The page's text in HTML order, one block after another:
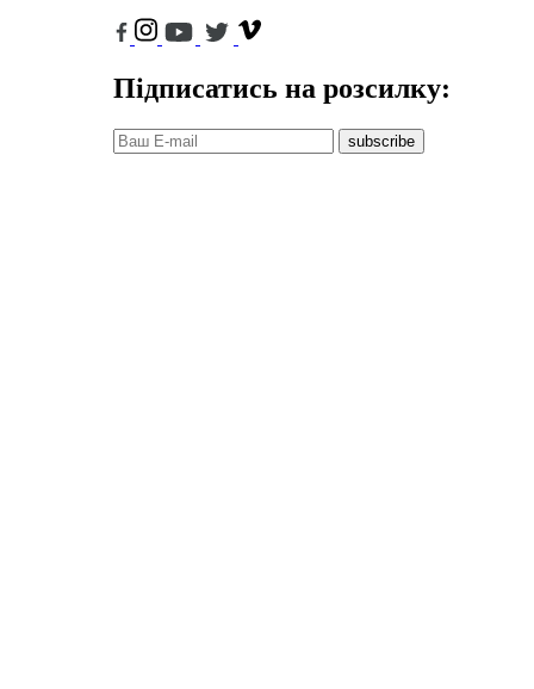
Підписатись на розсилку:
subscribe